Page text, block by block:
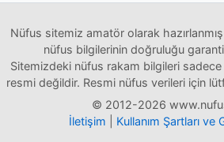
Nüfus sitemiz amatör olarak
nüfus bilgilerinin doğruluğu
Sitemizdeki nüfus rakam bilgileri sadece
resmi değildir. Resmi nüfus verileri için
© 2012-2026
İletişim
Kullanım Şartları ve